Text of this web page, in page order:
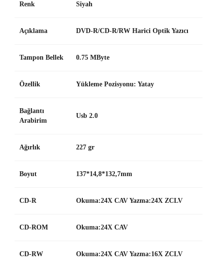
Renk Siyah
Açıklama DVD-R/CD-R/RW Harici Optik Yazıcı
Tampon Bellek 0.75 MByte
Özellik Yükleme Pozisyonu: Yatay
Bağlantı
Arabirim
Usb 2.0
Ağırlık 227 gr
Boyut 137*14,8*132,7mm
CD-R Okuma:24X CAV Yazma:24X ZCLV
CD-ROM Okuma:24X CAV
CD-RW Okuma:24X CAV Yazma:16X ZCLV